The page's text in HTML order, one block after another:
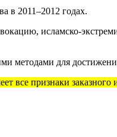
в 2011–2012 годах.
исламско-
методами для
все признаки